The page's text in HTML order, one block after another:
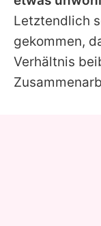
Letztendlich
gekommen,
Verhältnis